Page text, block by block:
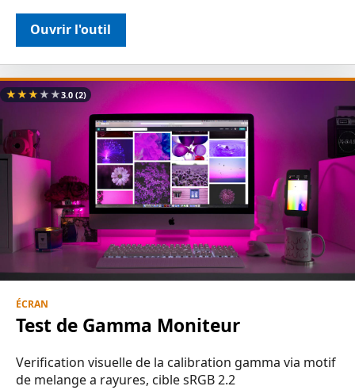
Ouvrir l'outil
★★★★★3.0(2)
ÉCRAN
Test de Gamma Moniteur
Verification visuelle de la calibration gamma via motif
de melange a rayures, cible sRGB 2.2